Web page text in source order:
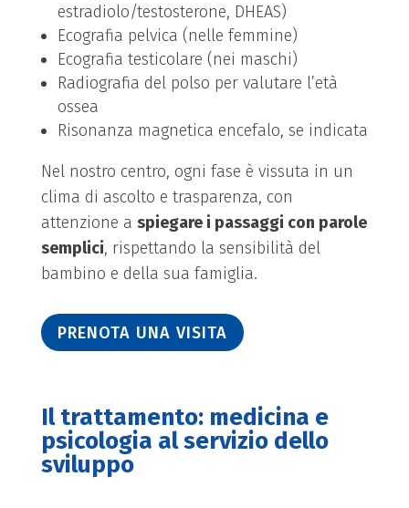
estradiolo/testosterone, DHEAS)
Ecografia pelvica (nelle femmine)
Ecografia testicolare (nei maschi)
Radiografia del polso per valutare l’età
ossea
Risonanza magnetica encefalo, se indicata
Nel nostro centro, ogni fase è vissuta in un
clima di ascolto e trasparenza, con
attenzione a spiegare i passaggi con parole
semplici, rispettando la sensibilità del
bambino e della sua famiglia.
PRENOTA UNA VISITA
Il trattamento: medicina e
psicologia al servizio dello
sviluppo